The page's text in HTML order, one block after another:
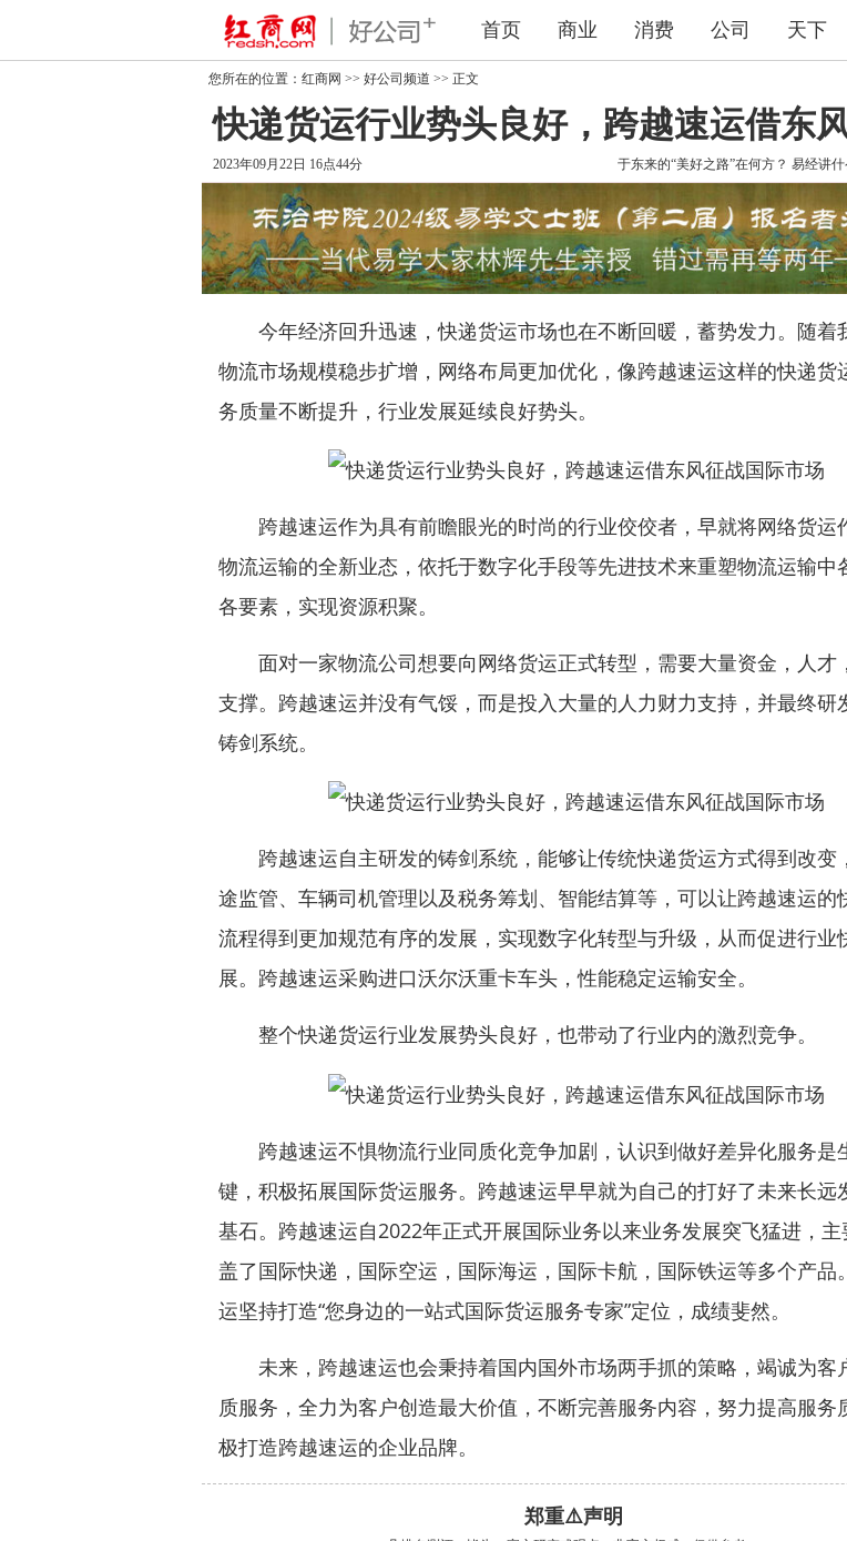
首页 商业 消费 公司 天下
您所在的位置： 红商网 >> 好公司频道 >> 正文
快递货运行业势头良好，跨越速运借东
2023年09月22日 16点44分 于东来的“美好之路”在何方？ 易经讲什
今年经济回升迅速，快递货运市场也在不断回暖，蓄势发力。随着
物流市场规模稳步扩增，网络布局更加优化，像跨越速运这样的快递货
务质量不断提升，行业发展延续良好势头。
跨越速运作为具有前瞻眼光的时尚的行业佼佼者，早就将网络货运
物流运输的全新业态，依托于数字化手段等先进技术来重塑物流运输中
各要素，实现资源积聚。
面对一家物流公司想要向网络货运正式转型，需要大量资金，人才
支撑。跨越速运并没有气馁，而是投入大量的人力财力支持，并最终研
铸剑系统。
跨越速运自主研发的铸剑系统，能够让传统快递货运方式得到改变
途监管、车辆司机管理以及税务筹划、智能结算等，可以让跨越速运的
流程得到更加规范有序的发展，实现数字化转型与升级，从而促进行业
展。跨越速运采购进口沃尔沃重卡车头，性能稳定运输安全。
整个快递货运行业发展势头良好，也带动了行业内的激烈竞争。
跨越速运不惧物流行业同质化竞争加剧，认识到做好差异化服务是
键，积极拓展国际货运服务。跨越速运早早就为自己的打好了未来长远
基石。跨越速运自2022年正式开展国际业务以来业务发展突飞猛进，主
盖了国际快递，国际空运，国际海运，国际卡航，国际铁运等多个产品
运坚持打造“您身边的一站式国际货运服务专家”定位，成绩斐然。
未来，跨越速运也会秉持着国内国外市场两手抓的策略，竭诚为客
质服务，全力为客户创造最大价值，不断完善服务内容，努力提高服务
极打造跨越速运的企业品牌。
郑重⚠️声明